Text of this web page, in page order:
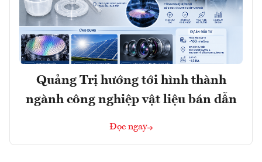
Quảng Trị hướng tới hình thành
ngành công nghiệp vật liệu bán dẫn
Đọc ngay